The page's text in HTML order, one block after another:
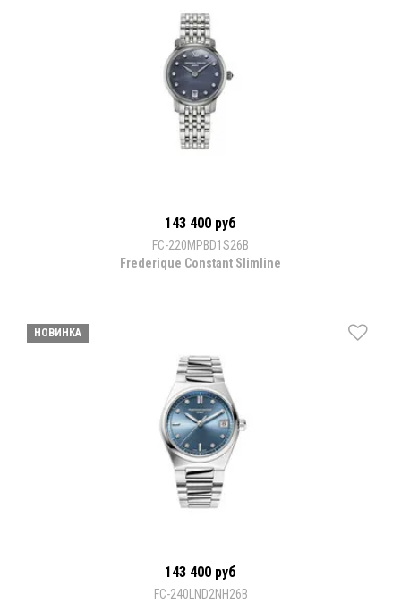
143 400 руб
FC-220MPBD1S26B
Frederique Constant Slimline
НОВИНКА
143 400 руб
FC-240LND2NH26B